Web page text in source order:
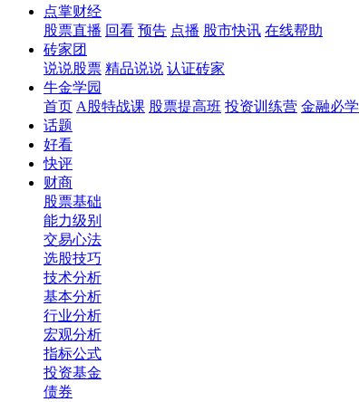
点掌财经
股票直播 回看 预告 点播 股市快讯 在线帮助
砖家团
说说股票 精品说说 认证砖家
牛金学园
首页 A股特战课 股票提高班 投资训练营 金融必学
话题
好看
快评
财商
股票基础
能力级别
交易心法
选股技巧
技术分析
基本分析
行业分析
宏观分析
指标公式
投资基金
债券